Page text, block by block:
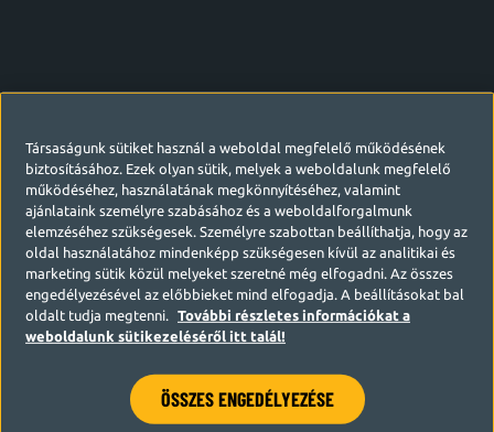
Társaságunk sütiket használ a weboldal megfelelő működésének
biztosításához. Ezek olyan sütik, melyek a weboldalunk megfelelő
működéséhez, használatának megkönnyítéséhez, valamint
ajánlataink személyre szabásához és a weboldalforgalmunk
elemzéséhez szükségesek. Személyre szabottan beállíthatja, hogy az
oldal használatához mindenképp szükségesen kívül az analitikai és
marketing sütik közül melyeket szeretné még elfogadni. Az összes
engedélyezésével az előbbieket mind elfogadja. A beállításokat bal
oldalt tudja megtenni.
További részletes információkat a
weboldalunk sütikezeléséről itt talál!
ÖSSZES ENGEDÉLYEZÉSE